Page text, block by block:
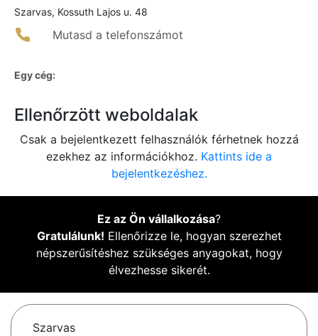
Szarvas, Kossuth Lajos u. 48
Mutasd a telefonszámot
Egy cég:
Ellenőrzött weboldalak
Csak a bejelentkezett felhasználók férhetnek hozzá
ezekhez az információkhoz. Kattints ide a
bejelentkezéshez.
Ez az Ön vállalkozása?
Gratulálunk! Ellenőrizze le, hogyan szerezhet
népszerűsítéshez szükséges anyagokat, hogy
élvezhesse sikerét.
Szarvas